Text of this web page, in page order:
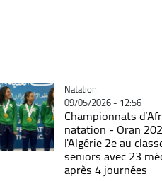
Catégorie
Natation
09/05/2026 - 12:56
Championnats
natation - Oran
l'Algérie 2e au
seniors avec 23
après 4 journées